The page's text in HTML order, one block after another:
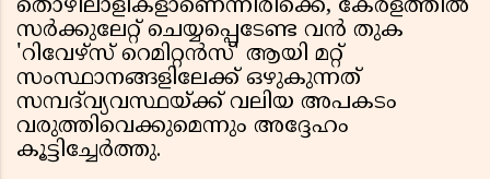
തൊഴിലാളികളാണെന്നിരിക്കെ, കേരളത്തിൽ
സർക്കുലേറ്റ് ചെയ്യപ്പെടേണ്ട വൻ തുക
'റിവേഴ്‌സ് റെമിറ്റൻസ്' ആയി മറ്റ്
സംസ്ഥാനങ്ങളിലേക്ക് ഒഴുകുന്നത്
സമ്പദ്‌വ്യവസ്ഥയ്ക്ക് വലിയ അപകടം
വരുത്തിവെക്കുമെന്നും അദ്ദേഹം
കൂട്ടിച്ചേർത്തു.